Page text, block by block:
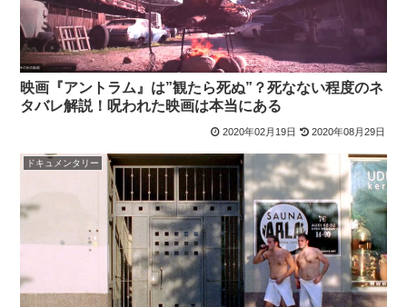
映画『アントラム』は”観たら死ぬ”？死なない程度のネ
タバレ解説！呪われた映画は本当にある
2020年02月19日 2020年08月29日
ドキュメンタリー